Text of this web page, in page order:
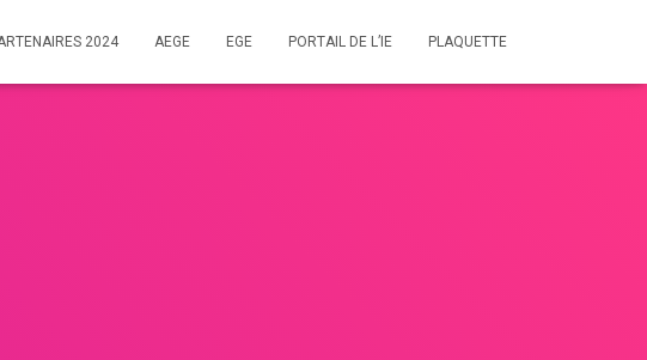
2024 AEGE EGE PORTAIL DE L’IE PLAQUETTE